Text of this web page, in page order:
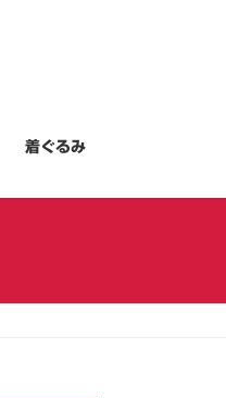
着ぐるみ